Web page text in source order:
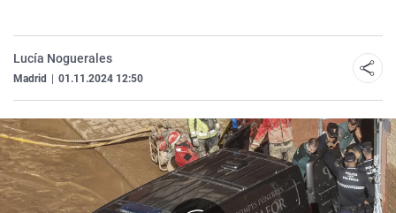
Lucía Noguerales
Madrid 01.11.2024 12:50